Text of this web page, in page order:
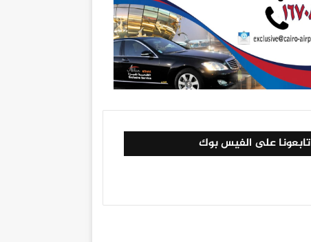
تابعونا على الفيس بوك